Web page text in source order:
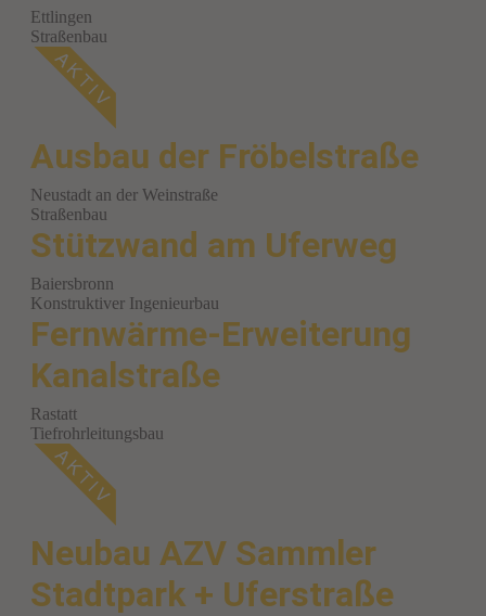
Ettlingen
Straßenbau
Ausbau der Fröbelstraße
Neustadt an der Weinstraße
Straßenbau
Stützwand am Uferweg
Baiersbronn
Konstruktiver Ingenieurbau
Fernwärme-Erweiterung
Kanalstraße
Rastatt
Tiefrohrleitungsbau
Neubau AZV Sammler
Stadtpark + Uferstraße